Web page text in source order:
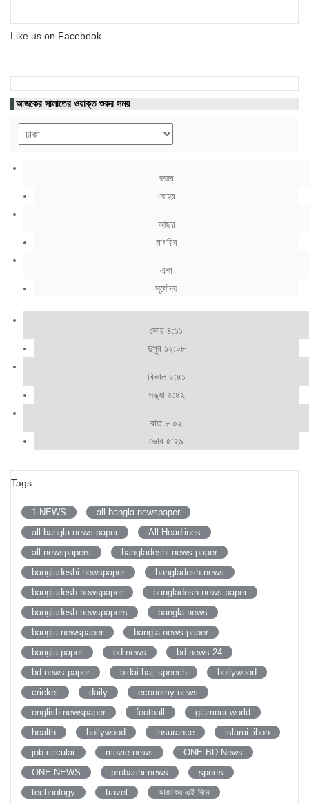
Like us on Facebook
আজকের সালাতের ওয়াক্ত শুরুর সময়
ফজর
যোহর
আছর
মাগরিব
এশা
সূর্যোদয়
ভোর ৪:১১
দুপুর ১২:০৮
বিকাল ৪:৪১
সন্ধ্যা ৬:৪২
রাত ৮:০২
ভোর ৫:২৯
Tags
1 NEWS
all bangla newspaper
all bangla news paper
All Headlines
all newspapers
bangladeshi news paper
bangladeshi newspaper
bangladesh news
bangladesh newspaper
bangladesh news paper
bangladesh newspapers
bangla news
bangla newspaper
bangla news paper
bangla paper
bd news
bd news 24
bd news paper
bidai hajj speech
bollywood
cricket
daily
economy news
english newspaper
football
glamour world
health
hollywood insurance
islami jibon
job circular
movie news
ONE BD News
ONE NEWS
probashi news
sports
technology
travel
আজকের-এই-দিনে